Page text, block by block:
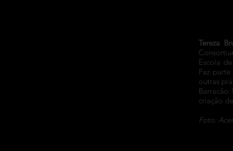
Tereza
Escola
Faz
outras
criação
Foto: